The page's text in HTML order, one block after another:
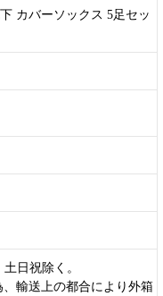
カバーソックス 5足セッ
日祝除く。
輸送上の都合により外箱